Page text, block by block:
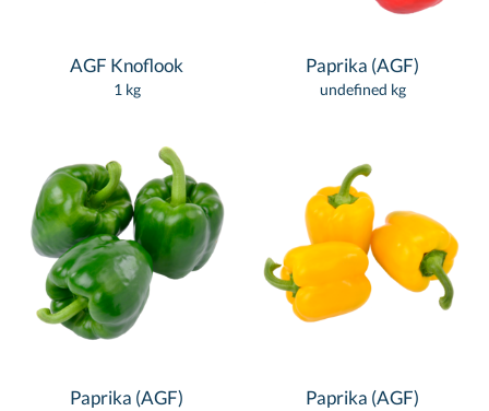
AGF Knoflook
1 kg
Paprika (AGF)
undefined kg
Paprika (AGF) Paprika (AGF)